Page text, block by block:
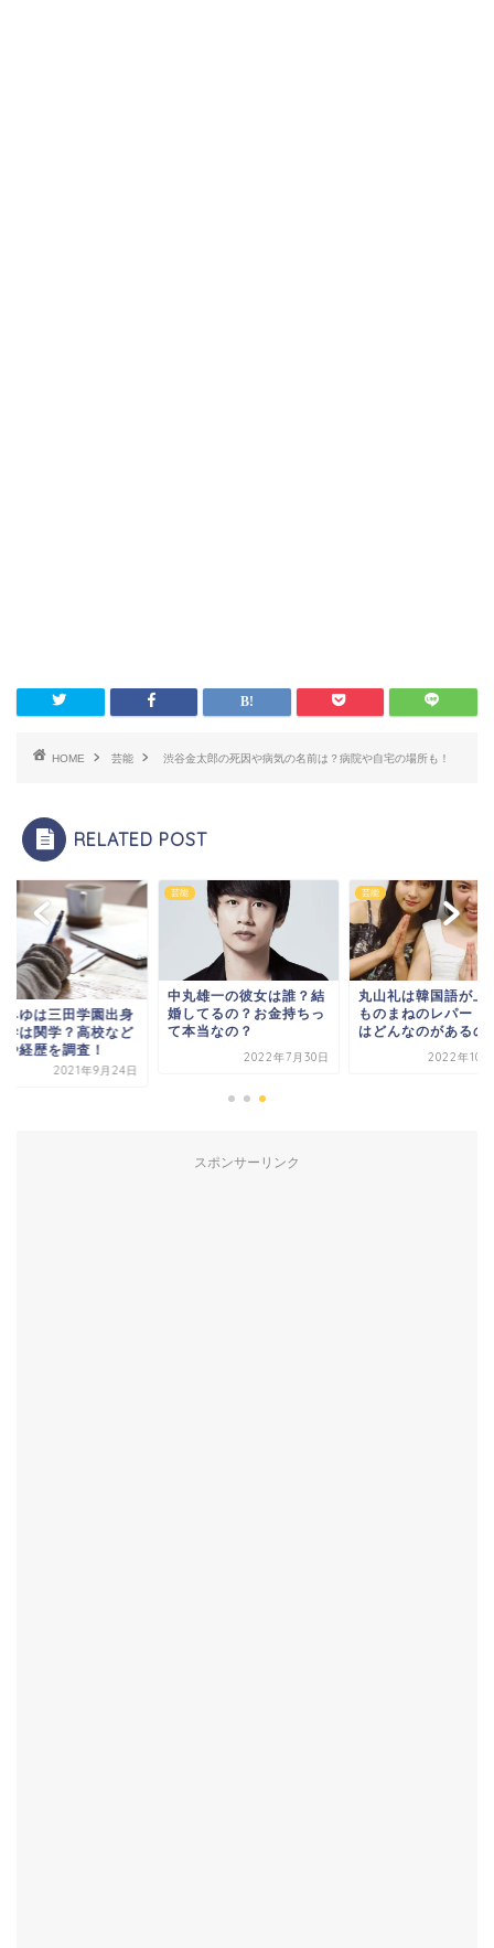
HOME 芸能 渋谷金太郎の死因や病気の名前は？病院や自宅の場所も！
RELATED POST
みゆは三田学園出身
学は関学？高校など
や経歴を調査！
2021年9月24日
芸能
中丸雄一の彼女は誰？結
婚してるの？お金持ちっ
て本当なの？
2022年7月30日
芸能
丸山礼は韓国語が上
ものまねのレパート
はどんなのがあるの
2022年10
スポンサーリンク